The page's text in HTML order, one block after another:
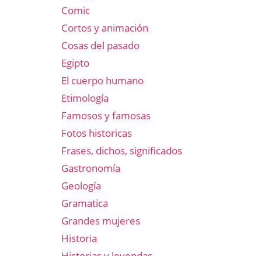
Comic
Cortos y animación
Cosas del pasado
Egipto
El cuerpo humano
Etimología
Famosos y famosas
Fotos historicas
Frases, dichos, significados
Gastronomía
Geología
Gramatica
Grandes mujeres
Historia